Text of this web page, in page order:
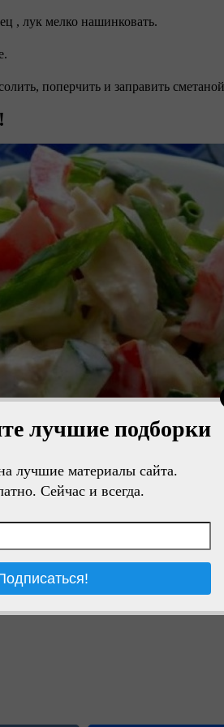
лучшие подборки
лучшие материалы сайта.
Сейчас и всегда.
, лук мелко нашинковать.
поперчить и заправить